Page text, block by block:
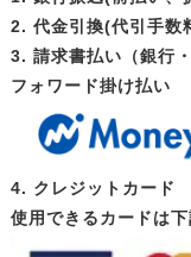
2. 代金引換(代引手数
3. 請求書払い（銀行
フォワード掛け払い
4. クレジットカード
使用できるカードは下